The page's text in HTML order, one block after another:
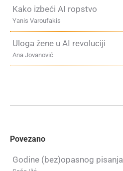
Kako izbeći AI ropstvo
Yanis Varoufakis
Uloga žene u AI revoluciji
Ana Jovanović
Povezano
Godine (bez)opasnog pisanja